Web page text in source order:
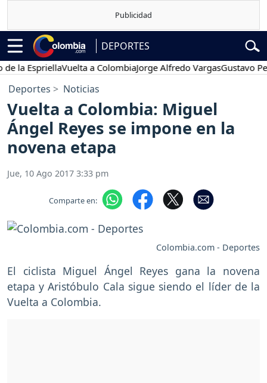
DEPORTES
EspriellaVuelta a ColombiaJorge Alfredo VargasGustavo Petro
Deportes Noticias
Vuelta a Colombia: Miguel
Ángel Reyes se impone en la
novena etapa
Jue, 10 Ago 2017 3:33 pm
Comparte en:
Colombia.com - Deportes
El ciclista Miguel Ángel Reyes gana la novena
etapa y Aristóbulo Cala sigue siendo el líder de la
Vuelta a Colombia.